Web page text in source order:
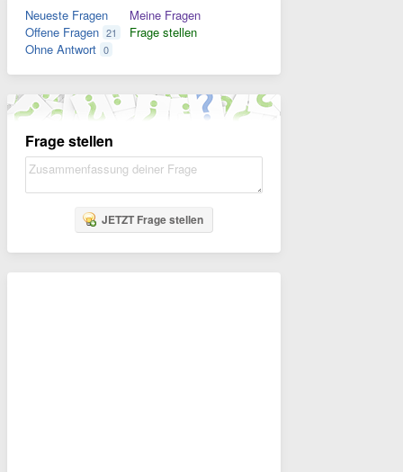
Neueste Fragen
Offene Fragen 21
Ohne Antwort 0
Meine Fragen
Frage stellen
Frage stellen
JETZT Frage stellen